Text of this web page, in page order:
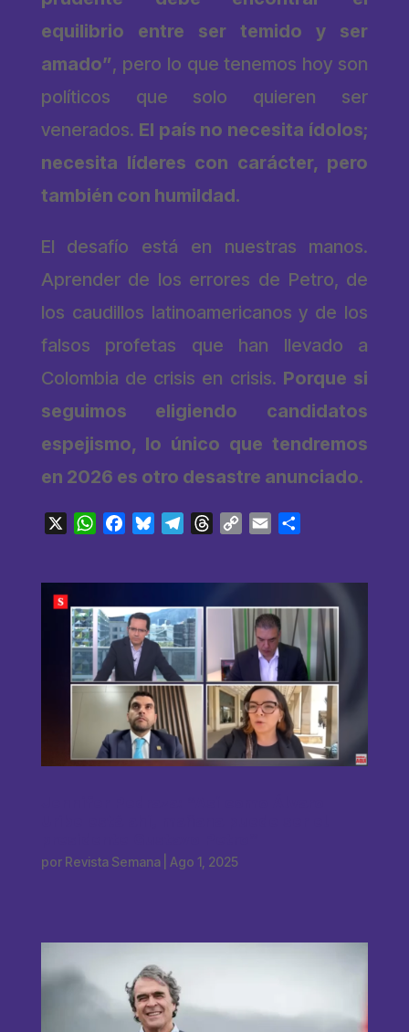
equilibrio entre ser temido y ser
amado”, pero lo que tenemos hoy son
políticos que solo quieren ser
venerados. El país no necesita ídolos;
necesita líderes con carácter, pero
también con humildad.
El desafío está en nuestras manos.
Aprender de los errores de Petro, de
los caudillos latinoamericanos y de los
falsos profetas que han llevado a
Colombia de crisis en crisis. Porque si
seguimos eligiendo candidatos
espejismo, lo único que tendremos
en 2026 es otro desastre anunciado.
WhatsApp
FacebookBlueskyTelegramThreads
Copy Email
por Revista Semana| Ago 1, 2025